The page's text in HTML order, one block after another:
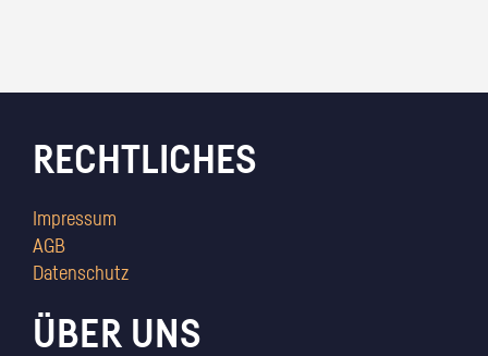
RECHTLICHES
Impressum
AGB
Datenschutz
ÜBER UNS